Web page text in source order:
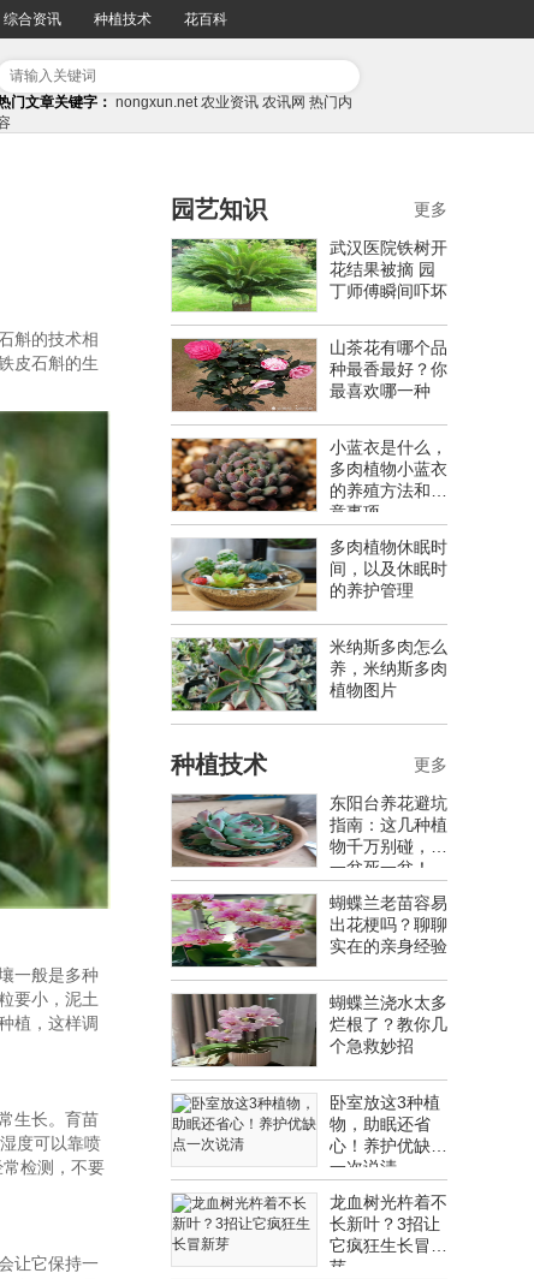
综合资讯 种植技术 花百科
门文章关键字： nongxun.net 农业资讯 农讯网 热门内
斛的技术相
皮石斛的生
一般是多种
要小，泥土
植，这样调
生长。育苗
度可以靠喷
检测，不要
让它保持一
园艺知识
武汉医院铁树开
花结果被摘 园
丁师傅瞬间吓坏
山茶花有哪个品
种最香最好？你
最喜欢哪一种
小蓝衣是什么，
多肉植物小蓝衣
的养殖方法和注
意事项
多肉植物休眠时
间，以及休眠时
的养护管理
米纳斯多肉怎么
养，米纳斯多肉
植物图片
更多
种植技术
东阳台养花避坑
指南：这几种植
物千万别碰，养
一盆死一盆！
蝴蝶兰老苗容易
出花梗吗？聊聊
实在的亲身经验
蝴蝶兰浇水太多
烂根了？教你几
个急救妙招
卧室放这3种植
物，助眠还省
心！养护优缺点
一次说清
龙血树光杵着不
长新叶？3招让
它疯狂生长冒新
芽
更多